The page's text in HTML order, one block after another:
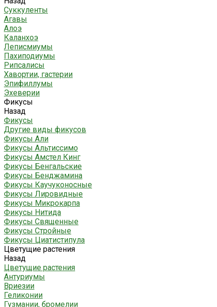
Суккуленты
Агавы
Алоэ
Каланхоэ
Леписмиумы
Пахиподиумы
Рипсалисы
Хавортии, гастерии
Эпифиллумы
Эхеверии
Фикусы
Назад
Фикусы
Другие виды фикусов
Фикусы Али
Фикусы Альтиссимо
Фикусы Амстел Кинг
Фикусы Бенгальские
Фикусы Бенджамина
Фикусы Каучуконосные
Фикусы Лировидные
Фикусы Микрокарпа
Фикусы Нитида
Фикусы Священные
Фикусы Стройные
Фикусы Циатистипула
Цветущие растения
Назад
Цветущие растения
Антуриумы
Вриезии
Геликонии
Гузмании, бромелии